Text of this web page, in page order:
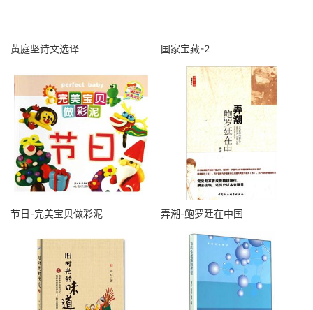
黄庭坚诗文选译 国家宝藏-2
节日-完美宝贝做彩泥 弄潮-鲍罗廷在中国